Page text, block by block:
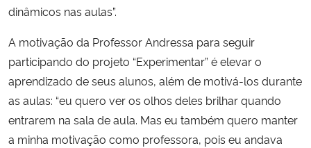
dinâmicos nas aulas”.
A motivação da Professor Andressa para seguir
participando do projeto “Experimentar” é elevar o
aprendizado de seus alunos, além de motivá-los durante
as aulas: “eu quero ver os olhos deles brilhar quando
entrarem na sala de aula. Mas eu também quero manter
a minha motivação como professora, pois eu andava